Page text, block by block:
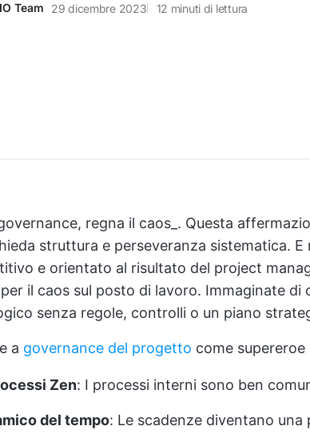
Team 29 dicembre 2023 12 minuti di lettura
regna il caos_. Questa
struttura e perseveranza sistematica.
e orientato al risultato del project
il caos sul posto di lavoro. Immaginate di
senza regole, controlli o un piano
a governance del progetto come
Zen: I processi interni sono ben
del tempo: Le scadenze diventano una